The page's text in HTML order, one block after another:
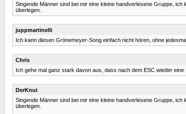
Singende Männer sind bei mir eine kleine handverlesene Gruppe,
überlegen.
juppmartinelli
Ich kann diesen Grönemeyer-Song einfach nicht hören, ohne
Chris
Ich gehe mal ganz stark davon aus, dass nach dem ESC wieder
DerKnut
Singende Männer sind bei mir eine kleine handverlesene Gruppe,
überlegen.